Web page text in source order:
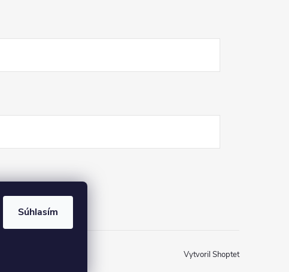
Súhlasím
Vytvoril Shoptet